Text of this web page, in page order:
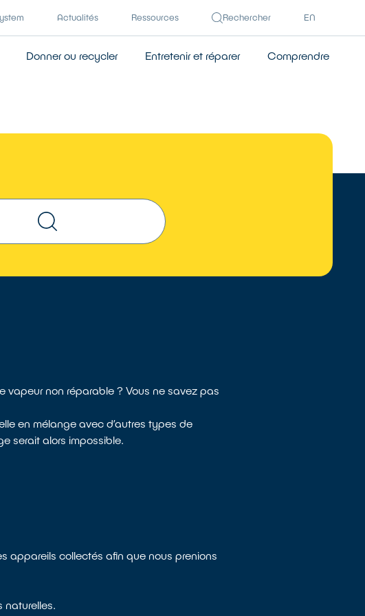
Actualités Ressources Rechercher EN
Donner ou recycler Entretenir et réparer Comprendre
vapeur non réparable ? Vous ne savez pas
en mélange avec d’autres types de
serait alors impossible.
appareils collectés afin que nous prenions
naturelles.